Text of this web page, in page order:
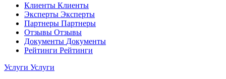
Клиенты Клиенты
Эксперты Эксперты
Партнеры Партнеры
Отзывы Отзывы
Документы Документы
Рейтинги Рейтинги
Услуги Услуги